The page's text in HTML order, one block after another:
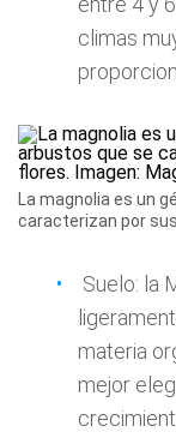
climas
La magnolia es un
caracterizan por
Suelo: la
materia
mejor